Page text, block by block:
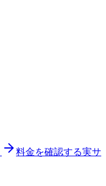
料金を確認する実サ